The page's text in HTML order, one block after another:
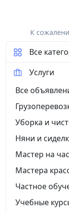
К
Все
Услуги
Все
Уборка и
Няни и
Мастер на час
Мастера
Частное
Учебные